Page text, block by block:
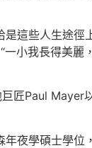
這些人生途
小我長得美麗
匠Paul Mayer
學碩士學位